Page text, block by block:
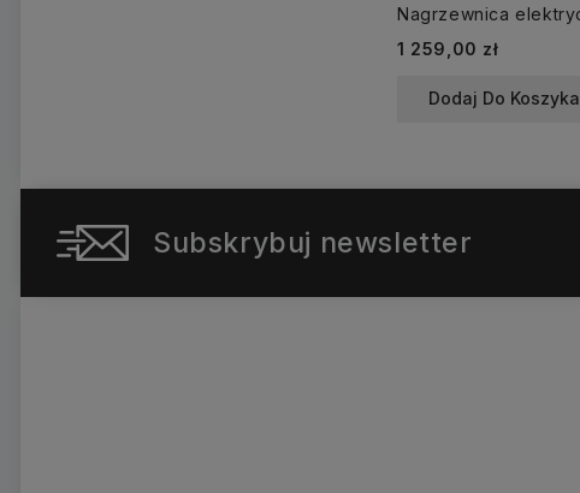
Cena
1 259,00 zł
Dodaj Do Koszyka
Subskrybuj newsletter